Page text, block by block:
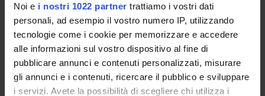
Noi e i nostri 1022 partner trattiamo i vostri dati
personali, ad esempio il vostro numero IP, utilizzando
tecnologie come i cookie per memorizzare e accedere
alle informazioni sul vostro dispositivo al fine di
pubblicare annunci e contenuti personalizzati, misurare
gli annunci e i contenuti, ricercare il pubblico e sviluppare
i servizi. Avete la possibilità di scegliere chi utilizza i
Access type
admission test, limited-entry degree